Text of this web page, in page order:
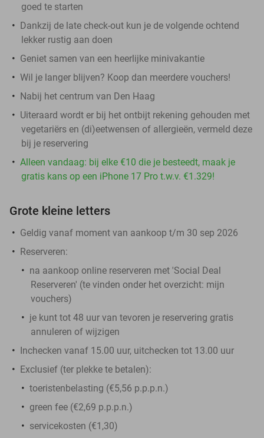
goed te starten
Dankzij de late check-out kun je de volgende ochtend
lekker rustig aan doen
Geniet samen van een heerlijke minivakantie
Wil je langer blijven? Koop dan meerdere vouchers!
Nabij het centrum van Den Haag
Uiteraard wordt er bij het ontbijt rekening gehouden met
vegetariërs en (di)eetwensen of allergieën, vermeld deze
bij je reservering
Alleen vandaag: bij elke €10 die je besteedt, maak je
gratis kans op een iPhone 17 Pro t.w.v. €1.329!
Grote kleine letters
Geldig vanaf moment van aankoop t/m 30 sep 2026
Reserveren:
na aankoop online reserveren met 'Social Deal
Reserveren' (te vinden onder het overzicht: mijn
vouchers)
je kunt tot 48 uur van tevoren je reservering gratis
annuleren of wijzigen
Inchecken vanaf 15.00 uur, uitchecken tot 13.00 uur
Exclusief (ter plekke te betalen):
toeristenbelasting (€5,56 p.p.p.n.)
green fee (€2,69 p.p.p.n.)
servicekosten (€1,30)